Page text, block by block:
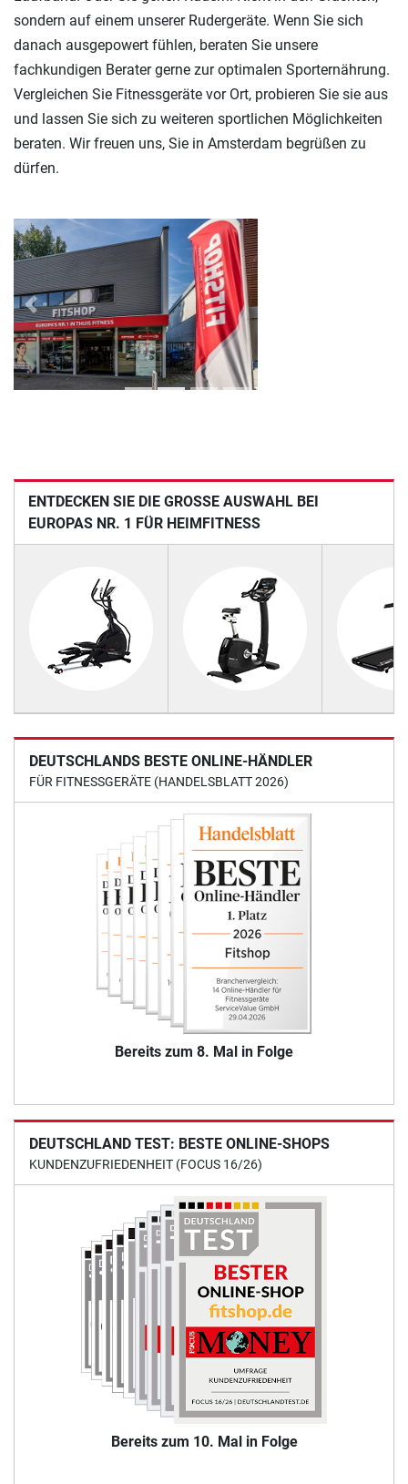
sondern auf einem unserer Rudergeräte. Wenn Sie sich
danach ausgepowert fühlen, beraten Sie unsere
fachkundigen Berater gerne zur optimalen Sporternährung.
Vergleichen Sie Fitnessgeräte vor Ort, probieren Sie sie aus
und lassen Sie sich zu weiteren sportlichen Möglichkeiten
beraten. Wir freuen uns, Sie in Amsterdam begrüßen zu
dürfen.
Previous
ENTDECKEN SIE DIE GROSSE AUSWAHL BEI E
UROPAS NR. 1 FÜR HEIMFITNESS
DEUTSCHLANDS BESTE ONLINE-HÄNDLER
FÜR FITNESSGERÄTE (HANDELSBLATT 2026)
Bereits zum 8. Mal in Folge
DEUTSCHLAND TEST: BESTE ONLINE-SHOPS
KUNDENZUFRIEDENHEIT (FOCUS 16/26)
Bereits zum 10. Mal in Folge